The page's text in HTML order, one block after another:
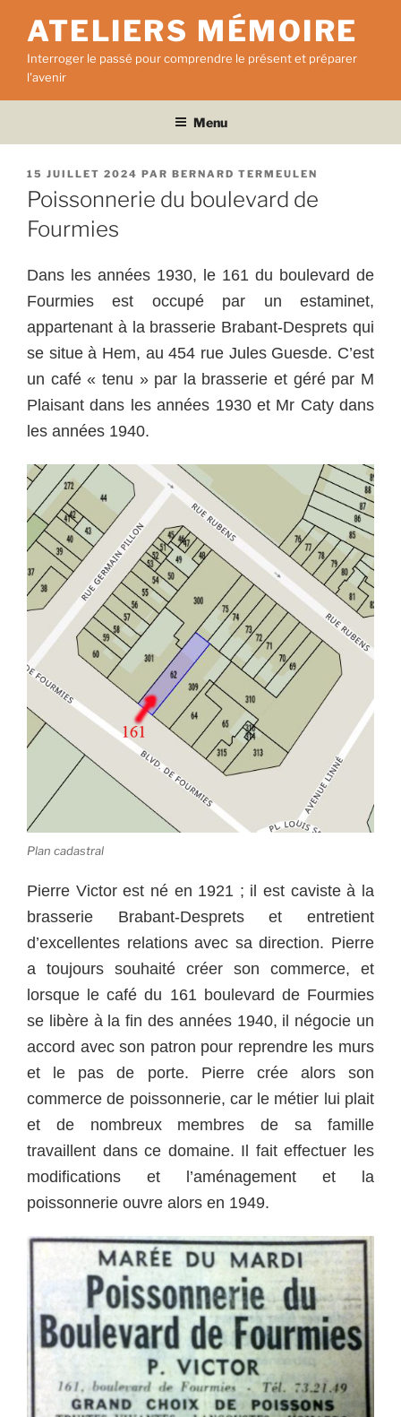
contenu
principal
ATELIERS MÉMOIRE
Interroger le passé pour comprendre le présent et préparer
l'avenir
Menu
PUBLIÉ
LE
15 JUILLET 2024 PAR BERNARD TERMEULEN
Poissonnerie du boulevard de
Fourmies
Dans les années 1930, le 161 du boulevard de
Fourmies est occupé par un estaminet,
appartenant à la brasserie Brabant-Desprets qui
se situe à Hem, au 454 rue Jules Guesde. C’est
un café « tenu » par la brasserie et géré par M
Plaisant dans les années 1930 et Mr Caty dans
les années 1940.
Plan cadastral
Pierre Victor est né en 1921 ; il est caviste à la
brasserie Brabant-Desprets et entretient
d’excellentes relations avec sa direction. Pierre
a toujours souhaité créer son commerce, et
lorsque le café du 161 boulevard de Fourmies
se libère à la fin des années 1940, il négocie un
accord avec son patron pour reprendre les murs
et le pas de porte. Pierre crée alors son
commerce de poissonnerie, car le métier lui plait
et de nombreux membres de sa famille
travaillent dans ce domaine. Il fait effectuer les
modifications et l’aménagement et la
poissonnerie ouvre alors en 1949.